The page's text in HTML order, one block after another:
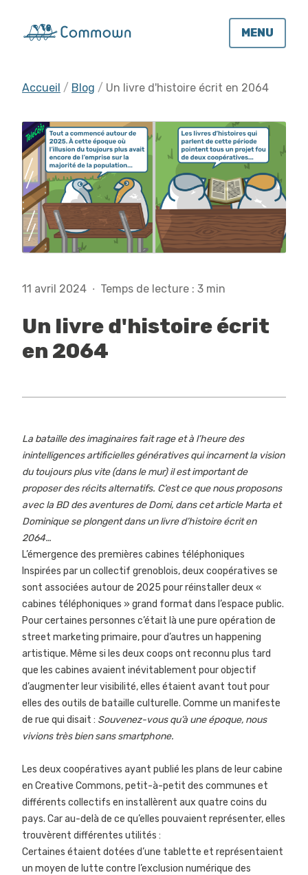
MENU
Accueil Blog Un livre d'histoire écrit en 2064
Un livre d'histoire écrit
en 2064
11 avril 2024 · Temps de lecture : 3 min
La bataille des imaginaires fait rage et à l’heure des
inintelligences artificielles génératives qui incarnent la vision
du toujours plus vite (dans le mur) il est important de
proposer des récits alternatifs. C’est ce que nous proposons
avec la BD desaventures de Domi, dans cet article Marta et
Dominique se plongent dans un livre d’histoire écrit en
2064…
L’émergence des premières cabines téléphoniques
Inspirées par un collectif grenoblois, deux coopératives se
sont associées autour de 2025 pour réinstaller deux «
cabines téléphoniques » grand format dans l’espace public.
Pour certaines personnes c’était là une pure opération de
street marketing primaire, pour d’autres un happening
artistique. Même si les deux coops ont reconnu plus tard
que les cabines avaient inévitablement pour objectif
d’augmenter leur visibilité, elles étaient avant tout pour
elles des outils de bataille culturelle. Comme un manifeste
de rue qui disait : Souvenez-vous qu’à une époque, nous
vivions très bien sans smartphone.
Les deux coopératives ayant publié les plans de leur cabine
en Creative Commons, petit-à-petit des communes et
différents collectifs en installèrent aux quatre coins du
pays. Car au-delà de ce qu’elles pouvaient représenter, elles
trouvèrent différentes utilités :
Certaines étaient dotées d’une tablette et représentaient
un moyen de lutte contre l’exclusion numérique des